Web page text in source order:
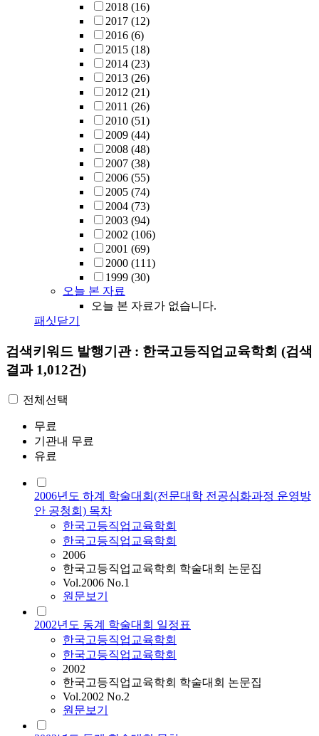
2018 (16)
2017 (12)
2016 (6)
2015 (18)
2014 (23)
2013 (26)
2012 (21)
2011 (26)
2010 (51)
2009 (44)
2008 (48)
2007 (38)
2006 (55)
2005 (74)
2004 (73)
2003 (94)
2002 (106)
2001 (69)
2000 (111)
1999 (30)
오늘 본 자료
오늘 본 자료가 없습니다.
패싯닫기
검색키워드 발행기관 : 한국고등직업교육학회 (검색
결과 1,012건)
전체선택
무료
기관내 무료
유료
2006년도 하계 학술대회(전문대학 전공심화과정 운영방
안 공청회) 목차
한국고등직업교육학회
한국고등직업교육학회
2006
한국고등직업교육학회 학술대회 논문집
Vol.2006 No.1
원문보기
2002년도 동계 학술대회 일정표
한국고등직업교육학회
한국고등직업교육학회
2002
한국고등직업교육학회 학술대회 논문집
Vol.2002 No.2
원문보기